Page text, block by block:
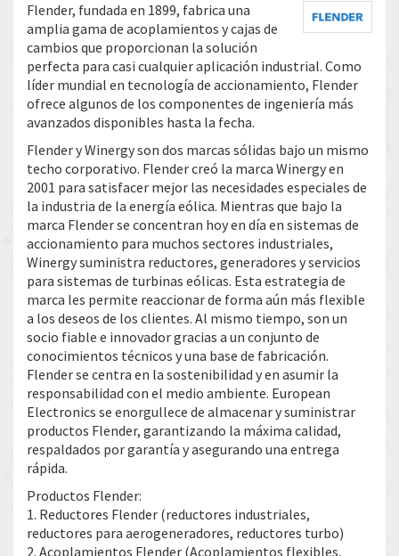
Flender, fundada en 1899, fabrica una
amplia gama de acoplamientos y cajas de
cambios que proporcionan la solución
perfecta para casi cualquier aplicación industrial. Como
líder mundial en tecnología de accionamiento, Flender
ofrece algunos de los componentes de ingeniería más
avanzados disponibles hasta la fecha.
Flender y Winergy son dos marcas sólidas bajo un mismo
techo corporativo. Flender creó la marca Winergy en
2001 para satisfacer mejor las necesidades especiales de
la industria de la energía eólica. Mientras que bajo la
marca Flender se concentran hoy en día en sistemas de
accionamiento para muchos sectores industriales,
Winergy suministra reductores, generadores y servicios
para sistemas de turbinas eólicas. Esta estrategia de
marca les permite reaccionar de forma aún más flexible
a los deseos de los clientes. Al mismo tiempo, son un
socio fiable e innovador gracias a un conjunto de
conocimientos técnicos y una base de fabricación.
Flender se centra en la sostenibilidad y en asumir la
responsabilidad con el medio ambiente. European
Electronics se enorgullece de almacenar y suministrar
productos Flender, garantizando la máxima calidad,
respaldados por garantía y asegurando una entrega
rápida.
Productos Flender:
1. Reductores Flender (reductores industriales,
reductores para aerogeneradores, reductores turbo)
2. Acoplamientos Flender (Acoplamientos flexibles,